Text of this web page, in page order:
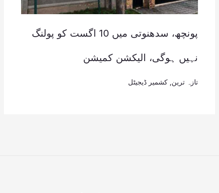
پونچھ، سدھنوتی میں 10 اگست کو پولنگ
نہیں ہوگی، الیکشن کمیشن
تازہ ترین کشمیر ڈیجیٹل